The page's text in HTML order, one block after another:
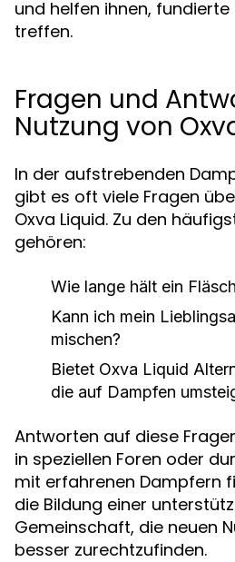
und helfen ihnen,
treffen.
Fragen und
Nutzung von
In der aufstrebenden
gibt es oft viele Fragen
Oxva Liquid. Zu den
gehören:
Wie lange hält ein
Kann ich mein
mischen?
Bietet Oxva Liquid
die auf Dampfen
Antworten auf diese
in speziellen Foren oder
mit erfahrenen Dampfern
die Bildung einer
Gemeinschaft, die neuen
besser zurechtzufinden.